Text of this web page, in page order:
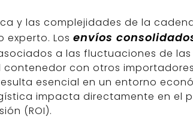
y las complejidades de la
experto. Los envíos
a las fluctuaciones de
con otros
esencial en un entorno
impacta directamente en el
(ROI).